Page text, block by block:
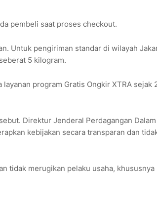
pembeli saat proses checkout.
Untuk pengiriman standar di wilayah
5 kilogram.
program Gratis Ongkir XTRA sejak
Direktur Jenderal Perdagangan Dalam
kebijakan secara transparan dan
tidak merugikan pelaku usaha, khususnya